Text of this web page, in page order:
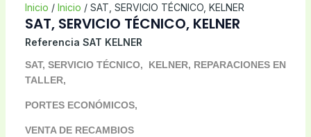
Inicio / Inicio / SAT, SERVICIO TÉCNICO, KELNER
SAT, SERVICIO TÉCNICO, KELNER
Referencia SAT KELNER
SAT, SERVICIO TÉCNICO, KELNER, REPARACIONES EN
TALLER,
PORTES ECONÓMICOS,
VENTA DE RECAMBIOS